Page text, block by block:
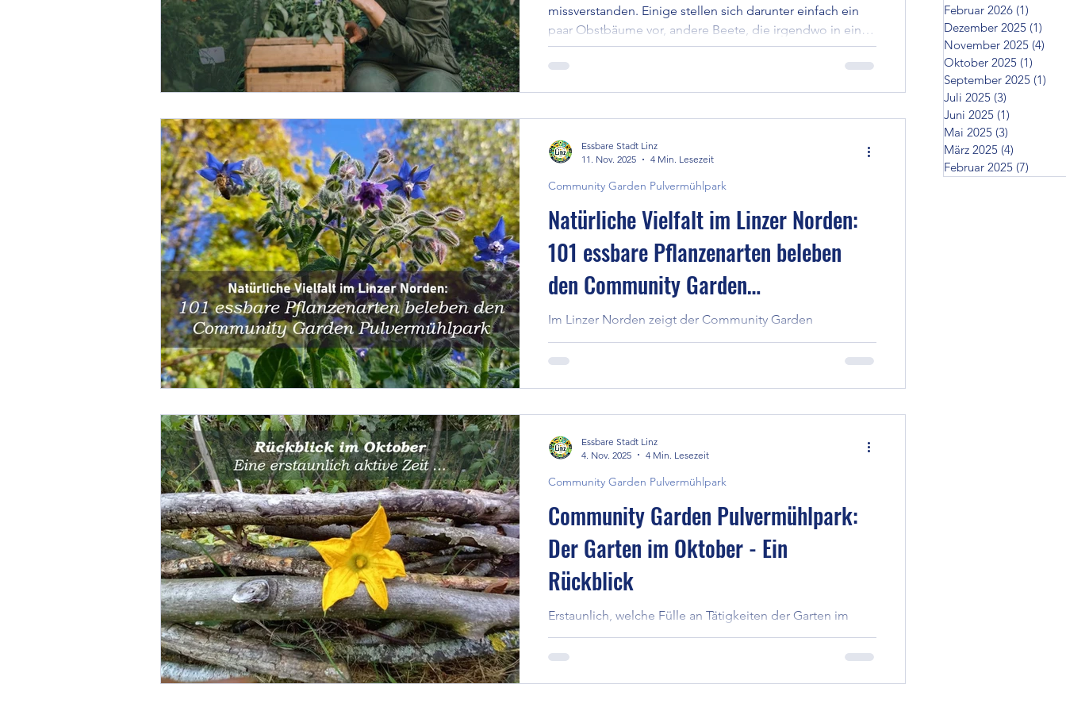
missverstanden. Einige stellen sich darunter einfach ein
paar Obstbäume vor, andere Beete, die irgendwo in eine
Grünfläche gesetzt werden. Doch Essbarkeit entsteht
nicht dadurch, dass etwas Essbares wächst. Sie entsteht
Beziehung – nicht einfach nur „etwas Essbares pflanzen“.
Natürliche Vielfalt im Linzer Norden:
101 essbare Pflanzenarten beleben
den Community Garden
Pulvermühlpark
Im Linzer Norden zeigt der Community Garden
Pulvermühlpark, wie aus Rasen Lebensraum wird: 101
großteils essbare Wild- und Kulturpflanzenarten fördern
Essbaren Stadt Linz macht sichtbar, wie
gemeinschaftliches Gärtnern natürliche Vielfalt und
Lebensqualität in der Stadt stärkt.
Community Garden Pulvermühlpark
Essbare Stadt Linz
11. Nov. 2025
4 Min. Lesezeit
Community Garden Pulvermühlpark:
Der Garten im Oktober - Ein
Rückblick
Erstaunlich, welche Fülle an Tätigkeiten der Garten im
Oktober noch bereithielt! Während sich die Natur
langsam auf ihren Rückzug vorbereitet, ist im Garten noch
Community Garden Pulvermühlpark
Essbare Stadt Linz
4. Nov. 2025
4 Min. Lesezeit
Februar 2026 (1)
Dezember 2025 (1)
November 2025 (4)
Oktober 2025 (1)
September 2025 (1)
Juli 2025 (3)
Juni 2025 (1)
Mai 2025 (3)
März 2025 (4)
Februar 2025 (7)